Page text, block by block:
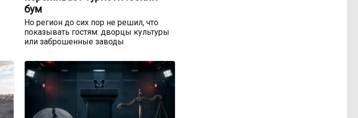
бум
Но регион до сих пор не решил, что
показывать гостям: дворцы культуры
или заброшенные заводы